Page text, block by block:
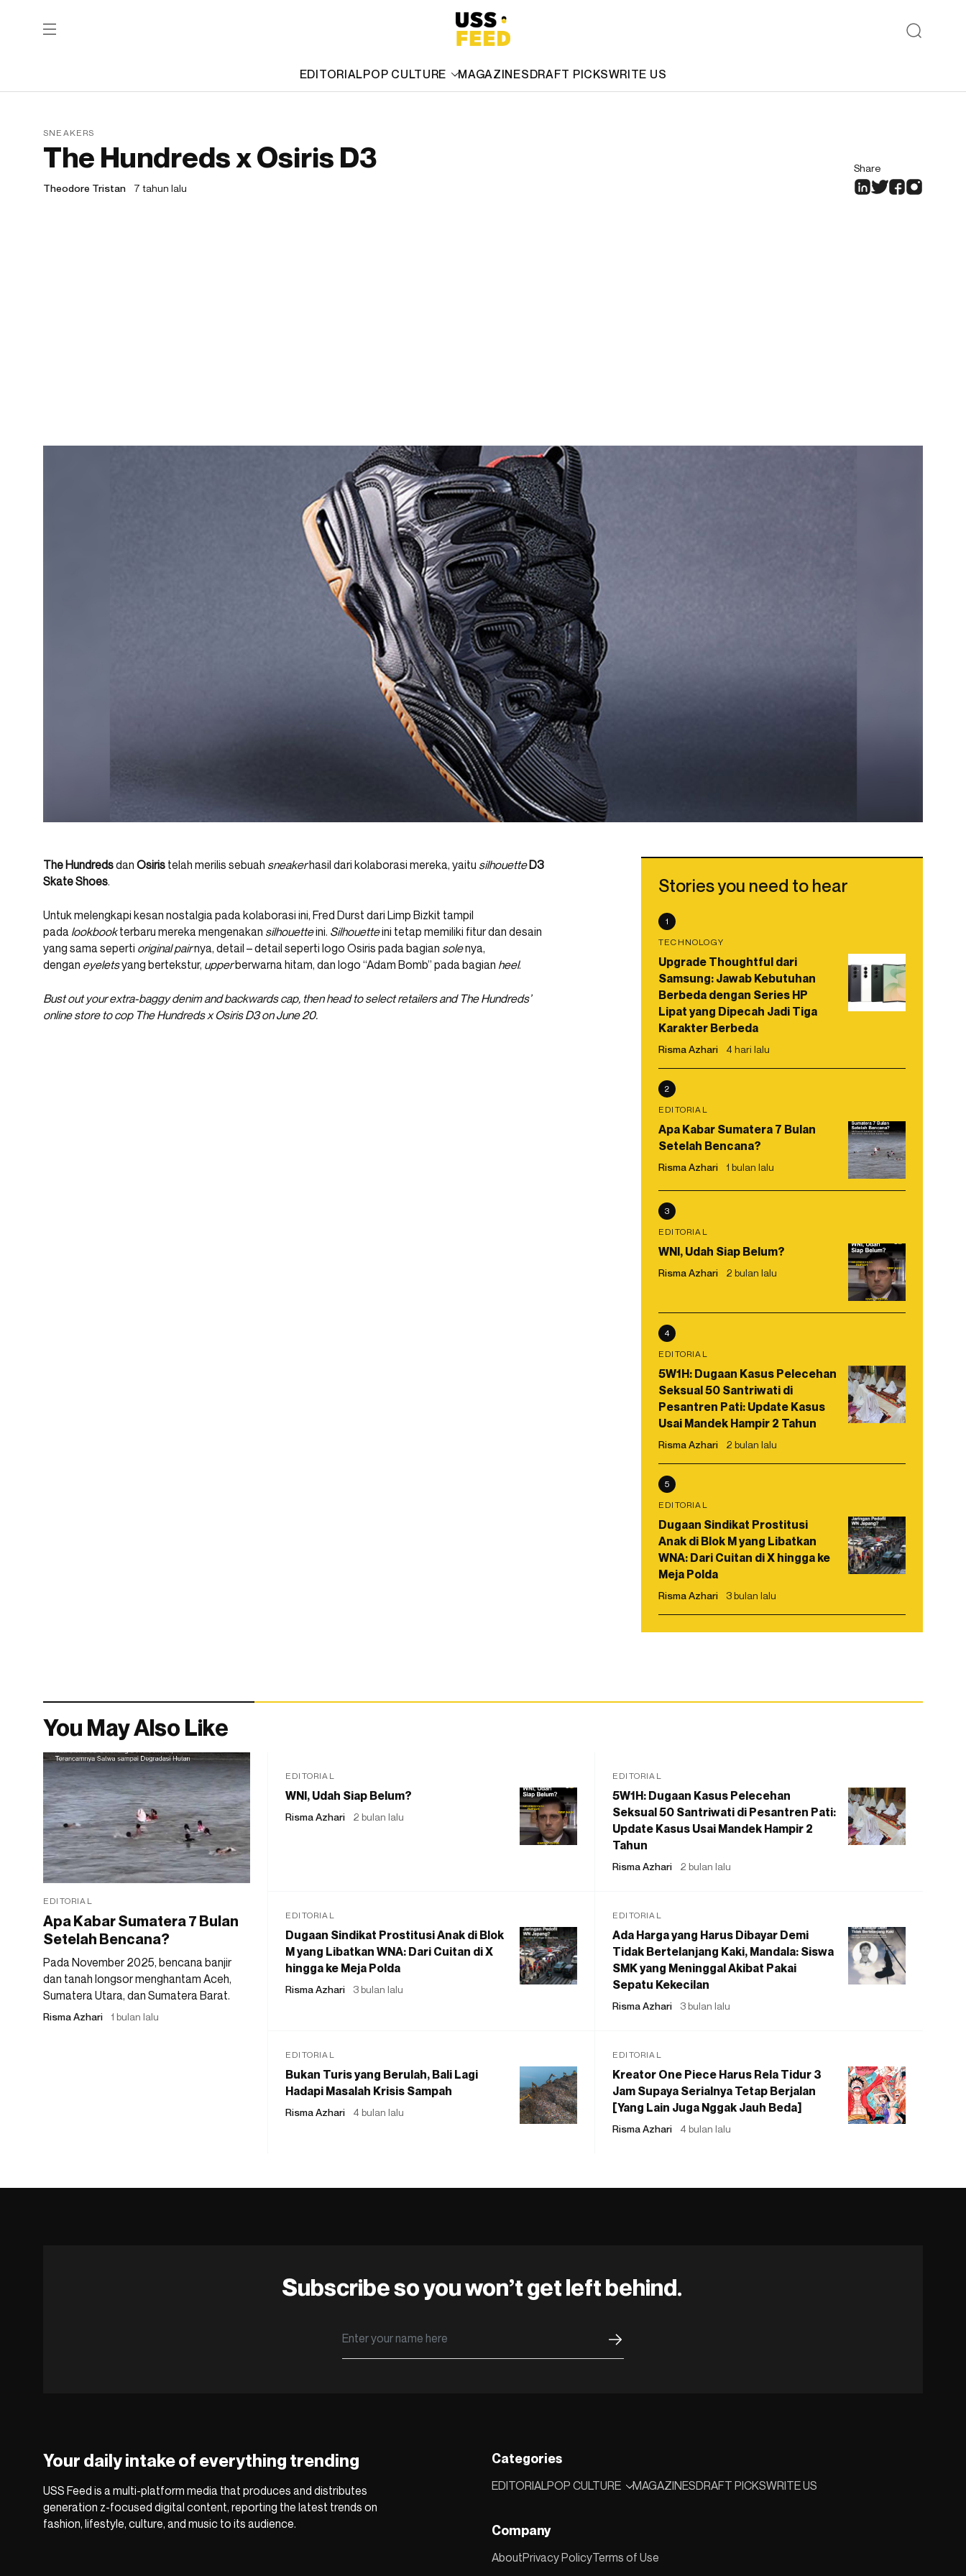
EDITORIALPOP CULTURE MAGAZINESDRAFT PICKSWRITE US
SNEAKERS
The Hundreds x Osiris D3
Theodore Tristan 7 tahun lalu
Share
The Hundredsdan Osiris telah merilis sebuah sneakerhasil dari kolaborasi mereka, yaitu silhouetteD3
Skate Shoes.
Untuk melengkapi kesan nostalgia pada kolaborasi ini, Fred Durst dari Limp Bizkit tampil
pada lookbookterbaru mereka mengenakan silhouetteini. Silhouetteini tetap memiliki fitur dan desain
yang sama seperti original pairnya, detail – detail seperti logo Osiris pada bagian solenya,
dengan eyeletsyang bertekstur, upperberwarna hitam, dan logo “Adam Bomb” pada bagian heel.
Bust out your extra-baggy denim and backwards cap, then head to select retailers and The Hundreds’
online store to cop The Hundreds x Osiris D3 on June 20.
Stories you need to hear
1
TECHNOLOGY
Upgrade Thoughtful dari
Samsung: Jawab Kebutuhan
Berbeda dengan Series HP
Lipat yang Dipecah Jadi Tiga
Karakter Berbeda
Risma Azhari 4 hari lalu
2
EDITORIAL
Apa Kabar Sumatera 7 Bulan
Setelah Bencana?
Risma Azhari 1 bulan lalu
3
EDITORIAL
WNI, Udah Siap Belum?
Risma Azhari 2 bulan lalu
4
EDITORIAL
5W1H: Dugaan Kasus Pelecehan
Seksual 50 Santriwati di
Pesantren Pati: Update Kasus
Usai Mandek Hampir 2 Tahun
Risma Azhari 2 bulan lalu
5
EDITORIAL
Dugaan Sindikat Prostitusi
Anak di Blok M yang Libatkan
WNA: Dari Cuitan di X hingga ke
Meja Polda
Risma Azhari 3 bulan lalu
You May Also Like
EDITORIAL
Apa Kabar Sumatera 7 Bulan
Setelah Bencana?
Pada November 2025, bencana banjir
dan tanah longsor menghantam Aceh,
Sumatera Utara, dan Sumatera Barat.
Risma Azhari 1 bulan lalu
EDITORIAL
WNI, Udah Siap Belum?
Risma Azhari 2 bulan lalu
EDITORIAL
5W1H: Dugaan Kasus Pelecehan
Seksual 50 Santriwati di Pesantren Pati:
Update Kasus Usai Mandek Hampir 2
Tahun
Risma Azhari 2 bulan lalu
EDITORIAL
Dugaan Sindikat Prostitusi Anak di Blok
M yang Libatkan WNA: Dari Cuitan di X
hingga ke Meja Polda
Risma Azhari 3 bulan lalu
EDITORIAL
Ada Harga yang Harus Dibayar Demi
Tidak Bertelanjang Kaki, Mandala: Siswa
SMK yang Meninggal Akibat Pakai
Sepatu Kekecilan
Risma Azhari 3 bulan lalu
EDITORIAL
Bukan Turis yang Berulah, Bali Lagi
Hadapi Masalah Krisis Sampah
Risma Azhari 4 bulan lalu
EDITORIAL
Kreator One Piece Harus Rela Tidur 3
Jam Supaya Serialnya Tetap Berjalan
[Yang Lain Juga Nggak Jauh Beda]
Risma Azhari 4 bulan lalu
Subscribe so you won’t get left behind.
Your daily intake of everything trending
USS Feed is a multi-platform media that produces and distributes
generation z-focused digital content, reporting the latest trends on
fashion, lifestyle, culture, and music to its audience.
Categories
EDITORIALPOP CULTURE MAGAZINESDRAFT PICKSWRITE US
Company
AboutPrivacy PolicyTerms of Use